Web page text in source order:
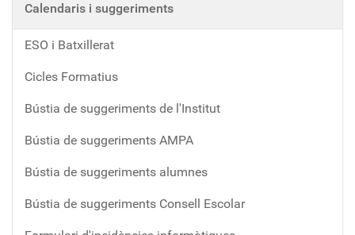
Calendaris i suggeriments
ESO i Batxillerat
Cicles Formatius
Bústia de suggeriments de l'Institut
Bústia de suggeriments AMPA
Bústia de suggeriments alumnes
Bústia de suggeriments Consell Escolar